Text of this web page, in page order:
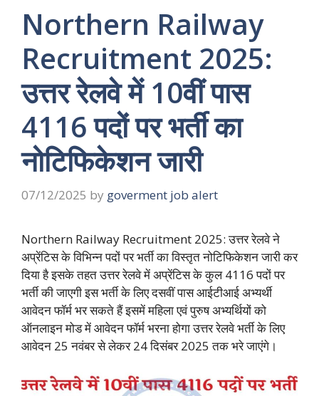
Northern Railway
Recruitment 2025:
उत्तर रेलवे में 10वीं पास
4116 पदों पर भर्ती का
नोटिफिकेशन जारी
07/12/2025 by goverment job alert
Northern Railway Recruitment 2025: उत्तर रेलवे ने
अप्रेंटिस के विभिन्न पदों पर भर्ती का विस्तृत नोटिफिकेशन जारी कर
दिया है इसके तहत उत्तर रेलवे में अप्रेंटिस के कुल 4116 पदों पर
भर्ती की जाएगी इस भर्ती के लिए दसवीं पास आईटीआई अभ्यर्थी
आवेदन फॉर्म भर सकते हैं इसमें महिला एवं पुरुष अभ्यर्थियों को
ऑनलाइन मोड में आवेदन फॉर्म भरना होगा उत्तर रेलवे भर्ती के लिए
आवेदन 25 नवंबर से लेकर 24 दिसंबर 2025 तक भरे जाएंगे।